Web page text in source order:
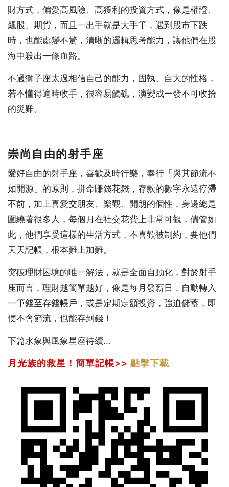
財方式，偏愛高風險、高獲利的投資方式，像是權證、
飆股、期貨，而且一出手就是大手筆，遇到股市下跌
時，也能處變不驚，清晰的邏輯思考能力，讓他們在股
海中殺出一條血路。
不過獅子座太過相信自己的能力，固執、自大的性格，
若不懂得適時收手，很容易觸礁，演變成一發不可收拾
的災難。
崇尚自由的射手座
愛好自由的射手座，喜歡及時行樂，奉行「與其節流不
如開源」的原則，拼命賺錢花錢，存款的數字永遠停滯
不前，加上喜愛交朋友、樂觀、開朗的個性，身邊總是
圍繞著很多人，每個月在社交花費上非常可觀，儘管如
此，他們享受這樣的生活方式，不喜歡被制約，要他們
天天記帳，根本難上加難。
突破理財困境的唯一解法，就是全面自動化，對於射手
座而言，理財越簡單越好，像是每月發薪日，自動轉入
一筆錢至存錢帳戶，或是定期定額投資，強迫儲蓄，即
便不會節流，也能存到錢！
下篇水象與風象星座待續...
月光族的救星！簡單記帳>> 點擊下載